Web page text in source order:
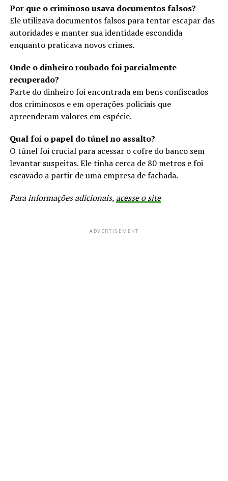
Por que o criminoso usava documentos falsos?
Ele utilizava documentos falsos para tentar escapar das
autoridades e manter sua identidade escondida
enquanto praticava novos crimes.
Onde o dinheiro roubado foi parcialmente
recuperado?
Parte do dinheiro foi encontrada em bens confiscados
dos criminosos e em operações policiais que
apreenderam valores em espécie.
Qual foi o papel do túnel no assalto?
O túnel foi crucial para acessar o cofre do banco sem
levantar suspeitas. Ele tinha cerca de 80 metros e foi
escavado a partir de uma empresa de fachada.
Para informações adicionais, acesse o site
ADVERTISEMENT